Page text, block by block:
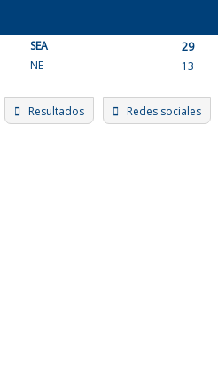
content
SEA
29
NE
13
Resultados Redes sociales